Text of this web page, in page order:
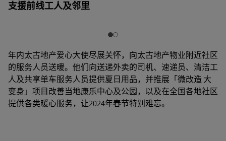
支援前线工人及邻里
年内太古地产爱心大使尽展关怀，向太古地产物业附近社区
的服务人员送暖。他们向送递外卖的司机、速递员、清洁工
人及共享单车服务人员提供夏日用品，并推展「微改造 大
变身」项目改善当地康乐中心及公园，以及在全国各地社区
提供各类暖心服务，让2024年春节特别难忘。